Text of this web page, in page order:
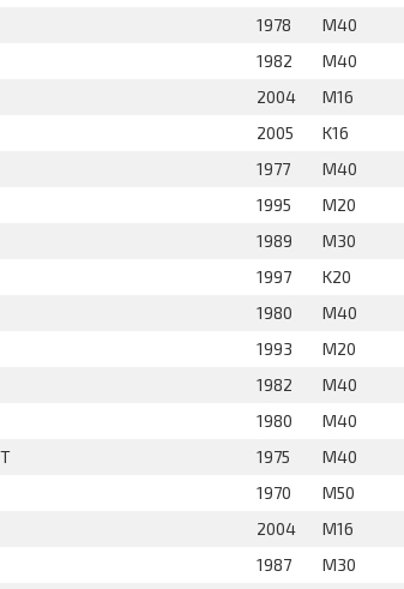
1978 M40
1982 M40
2004 M16
2005 K16
1977 M40
1995 M20
1989 M30
1997 K20
1980 M40
1993 M20
1982 M40
1980 M40
1975 M40
1970 M50
2004 M16
1987 M30